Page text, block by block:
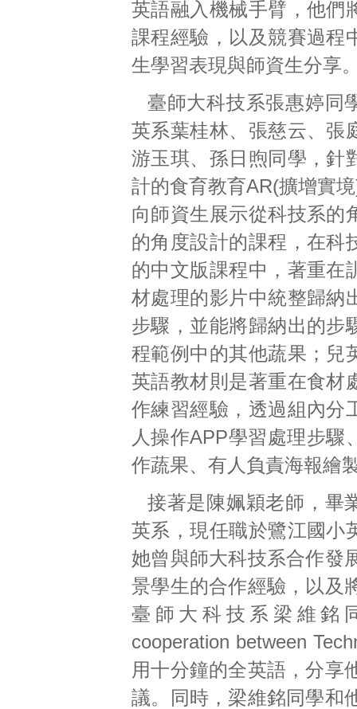
英語融入機械手臂，他們
課程經驗，以及競賽過程
生學習表現與師資生分享
臺師大科技系張惠婷同
英系葉桂林、張慈云、張
游玉琪、孫日煦同學，針
計的食育教育AR(擴增實
向師資生展示從科技系的
的角度設計的課程，在科
的中文版課程中，著重在
材處理的影片中統整歸納
步驟，並能將歸納出的步
程範例中的其他蔬果；兒
英語教材則是著重在食材
作練習經驗，透過組內分
人操作APP學習處理步驟
作蔬果、有人負責海報繪
接著是陳姵穎老師，畢
英系，現任職於鷺江國小
她曾與師大科技系合作發
景學生的合作經驗，以及
臺師大科技系梁維銘同
cooperation between
用十分鐘的全英語，分享
議。同時，梁維銘同學和